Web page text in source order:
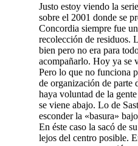
Justo estoy viendo la
sobre el 2001 donde se
Concordia siempre fue
recolección de residuos.
bien pero no era para
acompañarlo. Hoy ya se
Pero lo que no funciona
de organización de parte
haya voluntad de la
se viene abajo. Lo de
esconder la «basura»
En éste caso la sacó de
lejos del centro posible.